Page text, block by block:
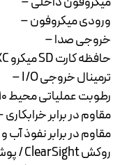
ورودی میکروفون –
خروجی صدا –
حافظه کارت SD میکرو SDXC
ترمینال خروجی I/O –
رطوبت عملیاتی محیط 10-90
مقاوم در برابر خرابکاری
مقاوم در برابر نفوذ آب
روکش ClearSight / پوشش شستشوی باران –